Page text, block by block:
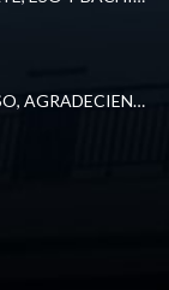
CLARET LARRAONA: FINALIZAMOS EL CURSO, AGRADECIENDO TODO LO VIVIDO.